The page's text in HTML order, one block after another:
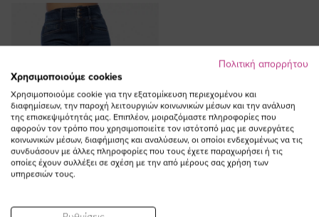
Πολιτική απορρήτου
Χρησιμοποιούμε cookies
Χρησιμοποιούμε cookie για την εξατομίκευση περιεχομένου και
διαφημίσεων, την παροχή λειτουργιών κοινωνικών μέσων και την ανάλυση
της επισκεψιμότητάς μας. Επιπλέον, μοιραζόμαστε πληροφορίες που
αφορούν τον τρόπο που χρησιμοποιείτε τον ιστότοπό μας με συνεργάτες
κοινωνικών μέσων, διαφήμισης και αναλύσεων, οι οποίοι ενδεχομένως να τις
συνδυάσουν με άλλες πληροφορίες που τους έχετε παραχωρήσει ή τις
οποίες έχουν συλλέξει σε σχέση με την από μέρους σας χρήση των
υπηρεσιών τους.